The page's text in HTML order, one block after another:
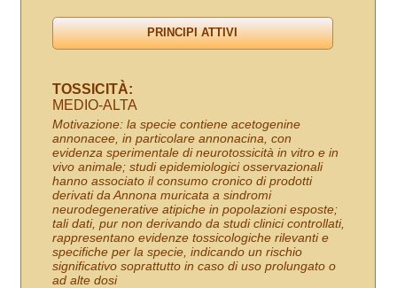
TOSSICITÀ:
MEDIO-ALTA
Motivazione: la specie contiene acetogenine
annonacee, in particolare annonacina, con
evidenza sperimentale di neurotossicità in vitro e in
vivo animale; studi epidemiologici osservazionali
hanno associato il consumo cronico di prodotti
derivati da Annona muricata a sindromi
neurodegenerative atipiche in popolazioni esposte;
tali dati, pur non derivando da studi clinici controllati,
rappresentano evidenze tossicologiche rilevanti e
specifiche per la specie, indicando un rischio
significativo soprattutto in caso di uso prolungato o
ad alte dosi